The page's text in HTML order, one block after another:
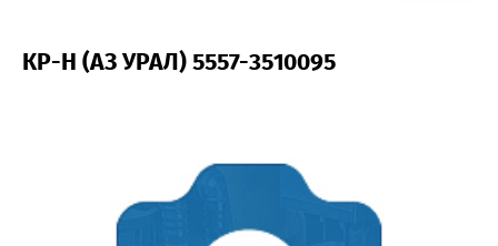
КР-Н (АЗ УРАЛ) 5557-3510095